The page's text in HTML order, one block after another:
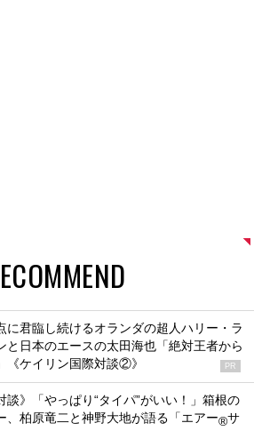
に君臨し続けるオランダの超人ハリー・ラ
と日本のエースの太田海也「絶対王者から
《ケイリン国際対談②》
PR
談》「やっぱり“タイパ”がいい！」箱根の
、柏原竜二と神野大地が語る「エアー®サ